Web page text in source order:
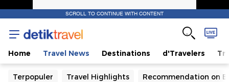
SCROLL TO CONTINUE WITH CONTENT
Home Travel News Destinations d'Travelers
Terpopuler Travel Highlights Recommendation on